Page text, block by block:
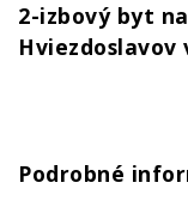
2-izbový byt
Hviezdoslavov
Podrobné